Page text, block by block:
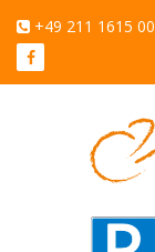
+49 211 1615 00